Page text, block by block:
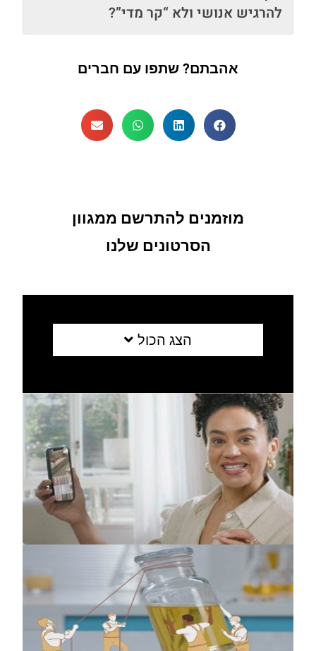
להרגיש אנושי ולא “קר מדי”?
אהבתם? שתפו עם חברים
מוזמנים להתרשם ממגוון
הסרטונים שלנו
הצג הכול